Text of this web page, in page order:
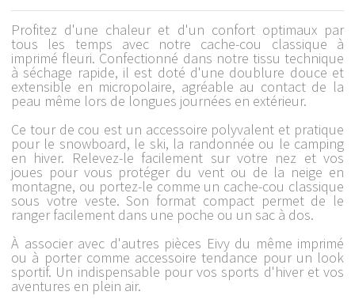
Profitez d'une chaleur et d'un confort optimaux par
tous les temps avec notre cache-cou classique à
imprimé fleuri. Confectionné dans notre tissu technique
à séchage rapide, il est doté d'une doublure douce et
extensible en micropolaire, agréable au contact de la
peau même lors de longues journées en extérieur.
Ce tour de cou est un accessoire polyvalent et pratique
pour le snowboard, le ski, la randonnée ou le camping
en hiver. Relevez-le facilement sur votre nez et vos
joues pour vous protéger du vent ou de la neige en
montagne, ou portez-le comme un cache-cou classique
sous votre veste. Son format compact permet de le
ranger facilement dans une poche ou un sac à dos.
À associer avec d'autres pièces Eivy du même imprimé
ou à porter comme accessoire tendance pour un look
sportif. Un indispensable pour vos sports d'hiver et vos
aventures en plein air.